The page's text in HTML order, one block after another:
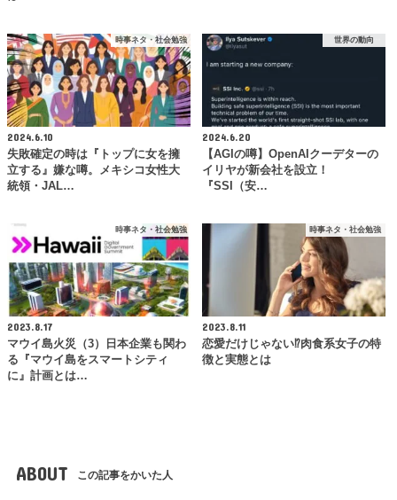
時事ネタ・社会勉強
2024.6.10
失敗確定の時は『トップに女を擁
立する』嫌な噂。メキシコ女性大
統領・JAL…
世界の動向
2024.6.20
【AGIの噂】OpenAIクーデターの
イリヤが新会社を設立！
『SSI（安…
時事ネタ・社会勉強
2023.8.17
マウイ島火災（3）日本企業も関わ
る『マウイ島をスマートシティ
に』計画とは…
時事ネタ・社会勉強
2023.8.11
恋愛だけじゃない⁉肉食系女子の特
徴と実態とは
ABOUT この記事をかいた人